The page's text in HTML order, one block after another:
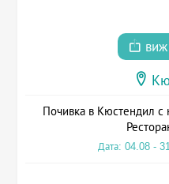
Почивка в Кюстендил с
Дата: 04.08 -